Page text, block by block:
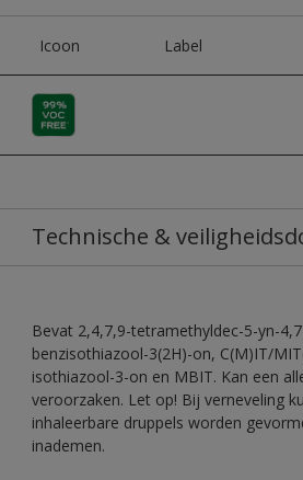
Icoon Label
Technische &
Bevat 2,4,7,9-tetramethyldec-5-yn-
benzisothiazool-3(2H)-on, C(M)IT/
isothiazool-3-on en MBIT. Kan een
veroorzaken. Let op! Bij verneveling
inhaleerbare druppels worden
inademen.